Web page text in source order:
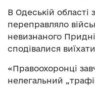
В Одеській області
переправляло
невизнаного
сподівалися
«Правоохоронці
нелегальний